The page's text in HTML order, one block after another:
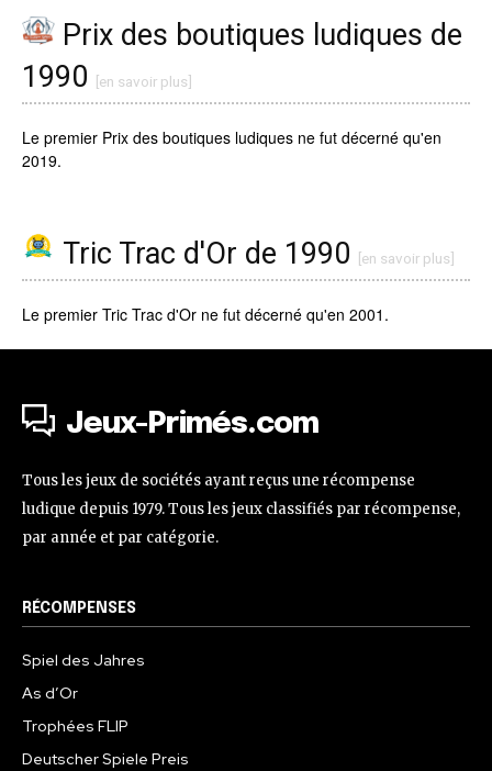
Prix des boutiques ludiques de
1990 [en savoir plus]
Le premier Prix des boutiques ludiques ne fut décerné qu'en
2019.
Tric Trac d'Or de 1990 [en savoir plus]
Le premier Tric Trac d'Or ne fut décerné qu'en 2001.
Jeux-Primés.com
Tous les jeux de sociétés ayant reçus une récompense
ludique depuis 1979. Tous les jeux classifiés par récompense,
par année et par catégorie.
RÉCOMPENSES
Spiel des Jahres
As d’Or
Trophées FLIP
Deutscher Spiele Preis